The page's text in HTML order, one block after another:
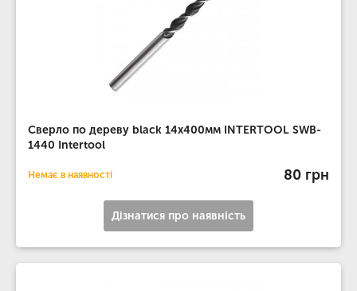
Сверло по дереву black 14x400мм INTERTOOL SWB-
1440 Intertool
Немає в наявності 80 грн
Дізнатися про наявність